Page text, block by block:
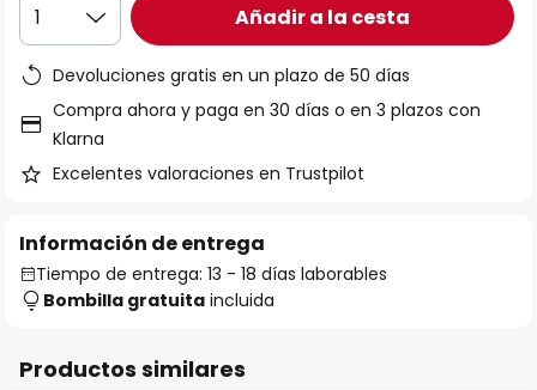
1 Añadir a la cesta
Devoluciones gratis en un plazo de 50 días
Compra ahora y paga en 30 días o en 3 plazos con
Klarna
Excelentes valoraciones en Trustpilot
Información de entrega
Tiempo de entrega: 13 - 18 días laborables
Bombilla gratuita incluida
Productos similares